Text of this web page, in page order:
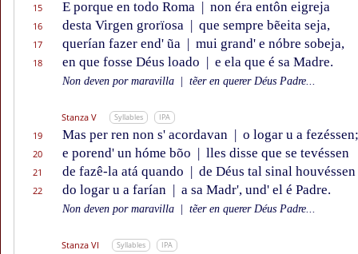
15 E porque en todo Roma | non éra entôn eigreja
16 desta Virgen grorïosa | que sempre bẽeita seja,
17 querían fazer end' ũa | mui grand' e nóbre sobeja,
18 en que fosse Déus loado | e ela que é sa Madre.
Non deven por maravilla tẽer en querer Déus Padre...
Stanza V Syllables IPA
19 Mas per ren non s' acordavan | o logar u a fezéssen;
20 e porend' un hóme bõo | lles disse que se tevéssen
21 de fazê-la atá quando | de Déus tal sinal houvéssen
22 do logar u a farían | a sa Madr', und' el é Padre.
Non deven por maravilla tẽer en querer Déus Padre...
Stanza VI Syllables IPA